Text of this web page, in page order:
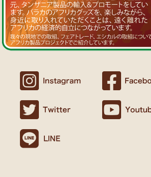
11/1：【MOTTAINAI】～もったいないセール
ューナッツ＜うす塩＞ 賞味期限切れ大特価！
11/1：アフリカ・ガラスビーズ ジュエリー 新
グビーズ～現地職人の特別注文による一点もの
コーナー新入荷！～人気作家の作品限定入荷～
10/27：ティンガティンガ・アート～Sサイズ
名ごとに2つのカテゴリーでご紹介します
→ 作家名 A―L
→ 作家名 M―Z
10/24：
サリーコーナー新入荷！～天然素材 環境配慮
Ｍさまより カンガへのご感想
バラカのショップは、カンガも端処理してあっ
タンも、このワンピースも、脇が大きく開いて
でも外でも）にとてもイイと思う。
アフリカンピアス３７ カウボーンマーブルが届き
しっかりした作りでイメージ通りの品でした。
似たテイストのネックレスを持っていて、合わせ
連絡や包装などもよかったです。
Ｏさまより キテンゲへのご感想
無事、商品受け取りました。ありがとうございま